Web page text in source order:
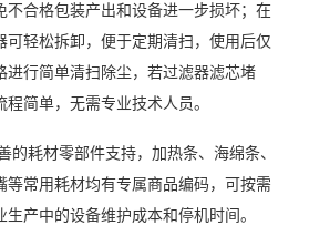
不合格包装产出和设备进一步损坏；在
可轻松拆卸，便于定期清扫，使用后仅
进行简单清扫除尘，若过滤器滤芯堵
简单，无需专业技术人员。
的耗材零部件支持，加热条、海绵条、
等常用耗材均有专属商品编码，可按需
产中的设备维护成本和停机时间。